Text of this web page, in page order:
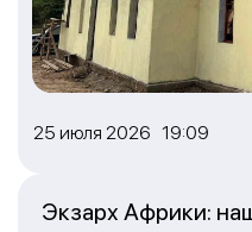
25 июля 2026 19:09
Экзарх Африки: